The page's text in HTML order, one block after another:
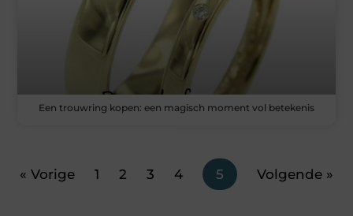
Een trouwring kopen: een magisch moment vol betekenis
« Vorige 1 2 3 4 5 Volgende »